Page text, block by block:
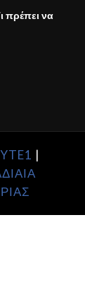
πρέπει να
|